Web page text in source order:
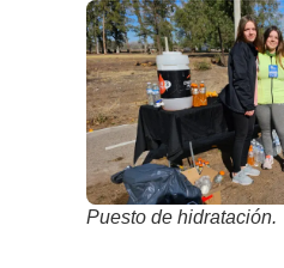
Puesto de hidratación.